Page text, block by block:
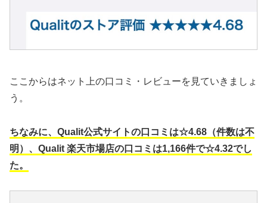
ここからはネット上の口コミ・レビューを見ていきましょ
う。
ちなみに、Qualit公式サイトの口コミは☆4.68（件数は不
明）、Qualit 楽天市場店の口コミは1,166件で☆4.32でし
た。